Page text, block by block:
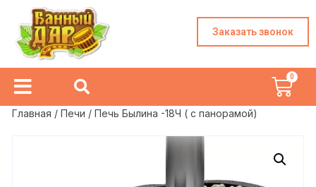
Заказать звонок
Главная /Печи / Печь Былина -18Ч ( с панорамой)